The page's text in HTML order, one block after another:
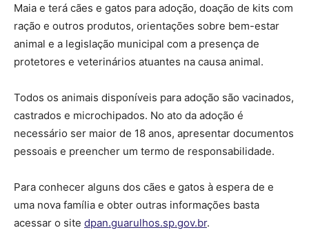
Maia e terá cães e gatos para adoção, doação de kits com
ração e outros produtos, orientações sobre bem-estar
animal e a legislação municipal com a presença de
protetores e veterinários atuantes na causa animal.
Todos os animais disponíveis para adoção são vacinados,
castrados e microchipados. No ato da adoção é
necessário ser maior de 18 anos, apresentar documentos
pessoais e preencher um termo de responsabilidade.
Para conhecer alguns dos cães e gatos à espera de e
uma nova família e obter outras informações basta
acessar o site dpan.guarulhos.sp.gov.br.